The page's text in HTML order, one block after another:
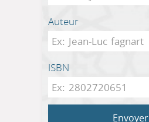
Auteur
ISBN
Envoyer